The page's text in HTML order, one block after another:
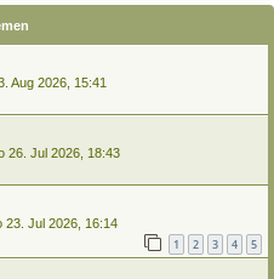
Aug 2026, 15:41
26. Jul 2026, 18:43
23. Jul 2026, 16:14
1 2 3 4 5